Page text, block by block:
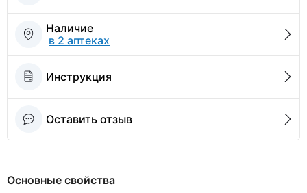
Наличие
в 2 аптеках
Инструкция
Оставить отзыв
Основные свойства